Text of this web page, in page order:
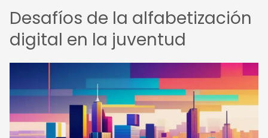
Desafíos de la alfabetización
digital en la juventud